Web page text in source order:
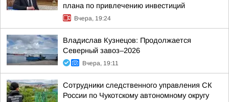
плана по привлечению инвестиций
Вчера, 19:24
Владислав Кузнецов: Продолжается
Северный завоз–2026
Вчера, 19:11
Сотрудники следственного управления СК
России по Чукотскому автономному округу